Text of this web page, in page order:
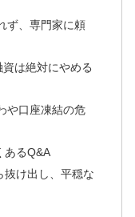
ず、専門家に頼
は絶対にやめる
や口座凍結の危
あるQ&A
抜け出し、平穏な